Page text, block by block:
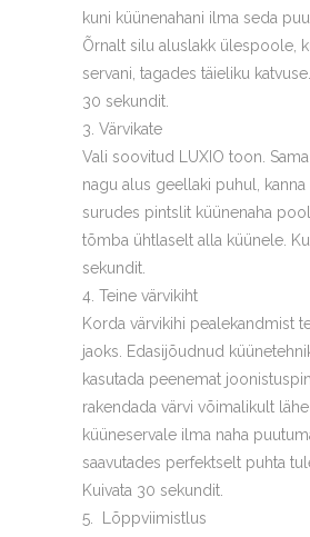
kuni küünenahani ilma seda
Õrnalt silu aluslakk ülespoole,
servani, tagades täieliku
30 sekundit.
Värvikate
Vali soovitud LUXIO toon.
nagu alus geellaki puhul, kanna
surudes pintslit küünenaha
tõmba ühtlaselt alla küünele.
sekundit.
Teine värvikiht
Korda värvikihi pealekandmist
jaoks. Edasijõudnud
kasutada peenemat
rakendada värvi võimalikult
küüneservale ilma naha
saavutades perfektselt puhta
Kuivata 30 sekundit.
Lõppviimistlus